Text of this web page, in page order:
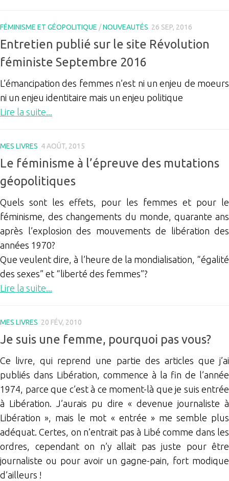
FÉMINISME ET GÉOPOLITIQUE /NOUVEAUTÉS 26 SEP, 2016
Entretien publié sur le site Révolution
féministe Septembre 2016
L’émancipation des femmes n’est ni un enjeu de moeurs
ni un enjeu identitaire mais un enjeu politique
Lire la suite...
MES LIVRES 4 AOÛT, 2015
Le féminisme à l’épreuve des mutations
géopolitiques
Quels sont les effets, pour les femmes et pour le
féminisme, des changements du monde, quarante ans
après l’explosion des mouvements de libération des
années 1970?
Que veulent dire, à l’heure de la mondialisation, “égalité
des sexes” et “liberté des femmes”?
Lire la suite...
MES LIVRES 20 FÉV, 2010
Je suis une femme, pourquoi pas vous?
Ce livre, qui reprend une partie des articles que j’ai
publiés dans Libération, commence à la fin de l’année
1974, parce que c’est à ce moment-là que je suis entrée
à Libération. J’aurais pu dire « devenue journaliste à
Libération », mais le mot « entrée » me semble plus
adéquat. Certes, on n’entrait pas à Libé comme dans les
ordres, cependant on n’y allait pas juste pour être
journaliste ou pour avoir un gagne-pain, fort modique
d’ailleurs !